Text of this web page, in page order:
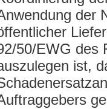
der
50/EWG des
ist,